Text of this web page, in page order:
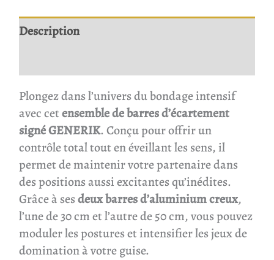
Description
Plongez dans l’univers du bondage intensif
avec cetensemble de barres d’écartement
signé GENERIK. Conçu pour offrir un
contrôle total tout en éveillant les sens, il
permet de maintenir votre partenaire dans
des positions aussi excitantes qu’inédites.
Grâce à sesdeux barres d’aluminium creux,
l’une de 30 cm et l’autre de 50 cm, vous pouvez
moduler les postures et intensifier les jeux de
domination à votre guise.